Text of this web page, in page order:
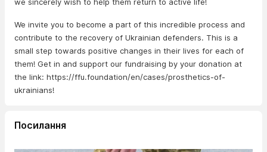
We invite you to become a part of this incredible process and
contribute to the recovery of Ukrainian defenders. This is a
small step towards positive changes in their lives for each of
them! Get in and support our fundraising by your donation at
the link: https://ffu.foundation/en/cases/prosthetics-of-
ukrainians!
Посилання